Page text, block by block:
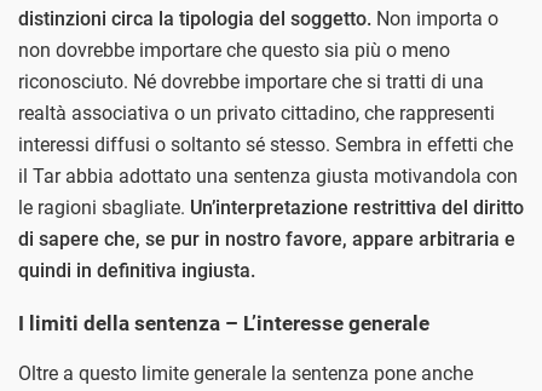
distinzioni circa la tipologia del soggetto. Non importa o
non dovrebbe importare che questo sia più o meno
riconosciuto. Né dovrebbe importare che si tratti di una
realtà associativa o un privato cittadino, che rappresenti
interessi diffusi o soltanto sé stesso. Sembra in effetti che
il Tar abbia adottato una sentenza giusta motivandola con
le ragioni sbagliate. Un’interpretazione restrittiva del diritto
di sapere che, se pur in nostro favore, appare arbitraria e
quindi in definitiva ingiusta.
I limiti della sentenza – L’interesse generale
Oltre a questo limite generale la sentenza pone anche